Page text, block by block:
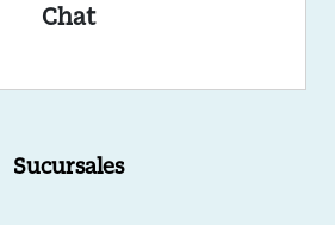
Chat
Sucursales